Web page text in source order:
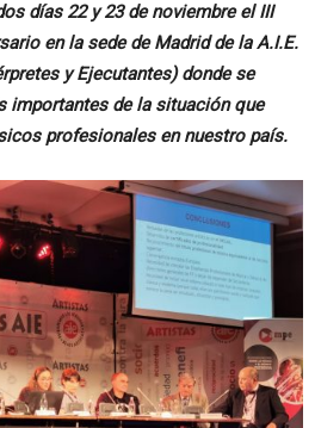
días 22 y 23 de noviembre el III
en la sede de Madrid de la A.I.E.
y Ejecutantes) donde se
importantes de la situación que
profesionales en nuestro país.